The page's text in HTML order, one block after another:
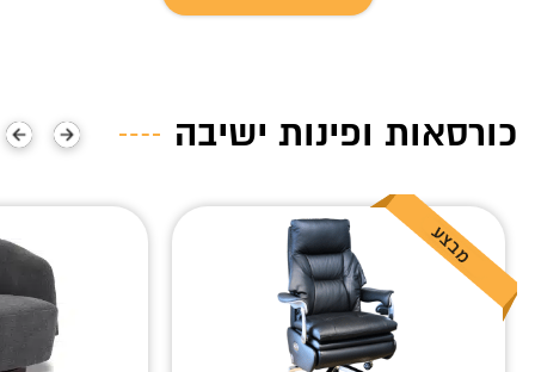
כורסאות ופינות ישיבה